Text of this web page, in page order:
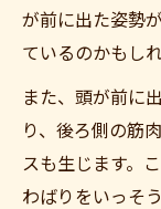
が前に出た姿勢
ているのかもし
また、頭が前に
り、後ろ側の筋
スも生じます。
わばりをいっそ